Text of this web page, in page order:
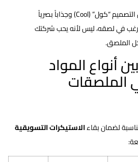
اجعل التصميم “كول” (Cool) وجذاباً بصرياً
في لصقه، ليس لأنه يحب شركتك
الملصق.
أنواع المواد
الملصقات
لضمان بقاءاﻻﺳﺘﻴﻜﺮات التسويقية